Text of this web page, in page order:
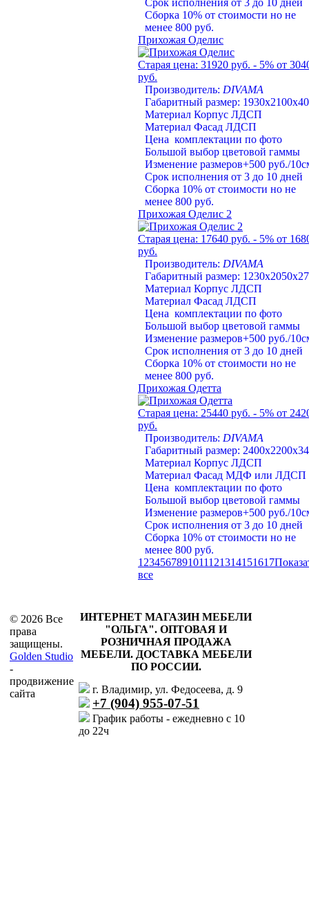
Сборка 10% от стоимости но не
менее 800 руб.
Прихожая Оделис
Старая цена: 31920 руб. - 5% от
руб.
Производитель: DIVAMA
Габаритный размер:
Материал Корпус ЛДСП
Материал Фасад ЛДСП
Цена комплектации по фото
Большой выбор цветовой гаммы
Изменение размеров+500 руб./
Срок исполнения от 3 до 10 дней
Сборка 10% от стоимости но не
менее 800 руб.
Прихожая Оделис 2
Старая цена: 17640 руб. - 5% от
руб.
Производитель: DIVAMA
Габаритный размер:
Материал Корпус ЛДСП
Материал Фасад ЛДСП
Цена комплектации по фото
Большой выбор цветовой гаммы
Изменение размеров+500 руб./
Срок исполнения от 3 до 10 дней
Сборка 10% от стоимости но не
менее 800 руб.
Прихожая Одетта
Старая цена: 25440 руб. - 5% от
руб.
Производитель: DIVAMA
Габаритный размер:
Материал Корпус ЛДСП
Материал Фасад МДФ или ЛДСП
Цена комплектации по фото
Большой выбор цветовой гаммы
Изменение размеров+500 руб./
Срок исполнения от 3 до 10 дней
Сборка 10% от стоимости но не
менее 800 руб.
1 234567891011121314151617
все
© 2026 Все
права
защищены.
Golden Studio
-
продвижение
сайта
ИНТЕРНЕТ МАГАЗИН МЕБЕЛИ
"ОЛЬГА". ОПТОВАЯ И
РОЗНИЧНАЯ ПРОДАЖА
МЕБЕЛИ. ДОСТАВКА МЕБЕЛИ
ПО РОССИИ.
г. Владимир, ул. Федосеева, д. 9
+7 (904) 955-07-51
График работы - ежедневно с 10
до 22ч